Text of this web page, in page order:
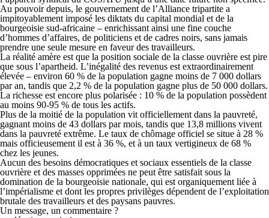
Au pouvoir depuis, le gouvernement de l’Alliance tripartite a
impitoyablement imposé les diktats du capital mondial et de la
bourgeoisie sud-africaine – enrichissant ainsi une fine couche
d’hommes d’affaires, de politiciens et de cadres noirs, sans jamais
prendre une seule mesure en faveur des travailleurs.
La réalité amère est que la position sociale de la classe ouvrière est pire
que sous l’apartheid. L’inégalité des revenus est extraordinairement
élevée – environ 60 % de la population gagne moins de 7 000 dollars
par an, tandis que 2,2 % de la population gagne plus de 50 000 dollars.
La richesse est encore plus polarisée : 10 % de la population possèdent
au moins 90-95 % de tous les actifs.
Plus de la moitié de la population vit officiellement dans la pauvreté,
gagnant moins de 43 dollars par mois, tandis que 13,8 millions vivent
dans la pauvreté extrême. Le taux de chômage officiel se situe à 28 %
mais officieusement il est à 36 %, et à un taux vertigineux de 68 %
chez les jeunes.
Aucun des besoins démocratiques et sociaux essentiels de la classe
ouvrière et des masses opprimées ne peut être satisfait sous la
domination de la bourgeoisie nationale, qui est organiquement liée à
l’impérialisme et dont les propres privilèges dépendent de l’exploitation
brutale des travailleurs et des paysans pauvres.
Un message, un commentaire ?